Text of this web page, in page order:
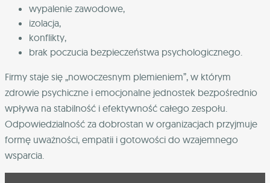
wypalenie zawodowe,
izolacja,
konflikty,
brak poczucia bezpieczeństwa psychologicznego.
Firmy staje się „nowoczesnym plemieniem”, w którym
zdrowie psychiczne i emocjonalne jednostek bezpośrednio
wpływa na stabilność i efektywność całego zespołu.
Odpowiedzialność za dobrostan w organizacjach przyjmuje
formę uważności, empatii i gotowości do wzajemnego
wsparcia.